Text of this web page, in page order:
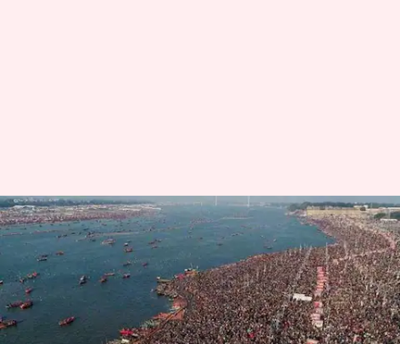
Prayagraj: 12 ఏళ్లకు ఒకసారి జరిగే
కుంభమేళా.. వక్ఫ్ భూమిపై
కొనసాగుతున్న వివాదం
వ్రాసిన వారు Jan 06, 2025 01:01 pm